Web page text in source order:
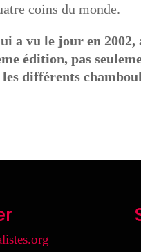
coins du monde.
a vu le jour en
édition, pas
différents